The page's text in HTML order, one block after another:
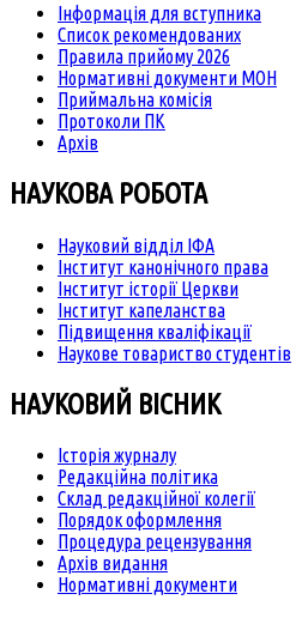
Інформація для вступника
Список рекомендованих
Правила прийому 2026
Нормативні документи МОН
Приймальна комісія
Протоколи ПК
Архів
НАУКОВА РОБОТА
Науковий відділ ІФА
Інститут канонічного права
Інститут історії Церкви
Інститут капеланства
Підвищення кваліфікації
Наукове товариство студентів
НАУКОВИЙ ВІСНИК
Історія журналу
Редакційна політика
Склад редакційної колегії
Порядок оформлення
Процедура рецензування
Архів видання
Нормативні документи